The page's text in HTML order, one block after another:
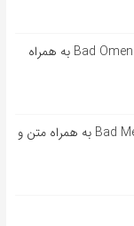
آهنگ انگلیسی Dying To Love از Bad Omens به همراه
آهنگ انگلیسی Lighters از Bad Meets Evil به همراه متن و